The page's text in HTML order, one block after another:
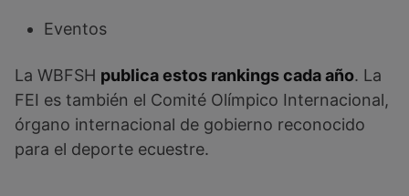
Eventos
La WBFSH publica estos rankings cada año. La
FEI es también el Comité Olímpico Internacional,
órgano internacional de gobierno reconocido
para el deporte ecuestre.